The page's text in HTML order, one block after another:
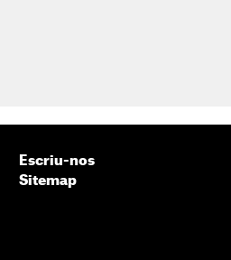
Escriu-nos
Sitemap